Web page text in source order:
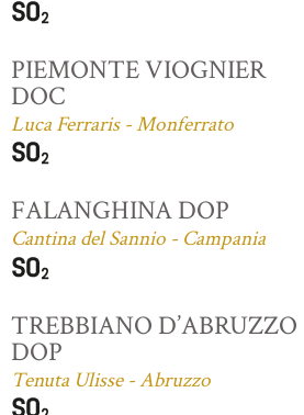
PIEMONTE VIOGNIER
DOC
Luca Ferraris - Monferrato
FALANGHINA DOP
Cantina del Sannio - Campania
TREBBIANO D’ABRUZZO
DOP
Tenuta Ulisse - Abruzzo